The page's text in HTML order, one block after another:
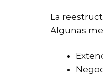
La
Algunas